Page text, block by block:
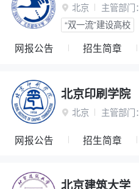
 北京 主管部门：
“双一流”建设高校
网报公告 招生简章
北京印刷学院
 北京 主管部门：
网报公告 招生简章
北京建筑大学